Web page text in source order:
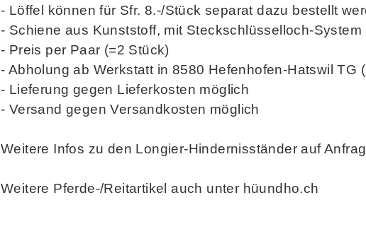
- Löffel können für Sfr. 8.-/Stück separat dazu bestellt
- Schiene aus Kunststoff, mit Steckschlüsselloch-System
- Preis per Paar (=2 Stück)
- Abholung ab Werkstatt in 8580 Hefenhofen-Hatswil TG
- Lieferung gegen Lieferkosten möglich
- Versand gegen Versandkosten möglich
Weitere Infos zu den Longier-Hindernisständer auf
Weitere Pferde-/Reitartikel auch unter hüundho.ch